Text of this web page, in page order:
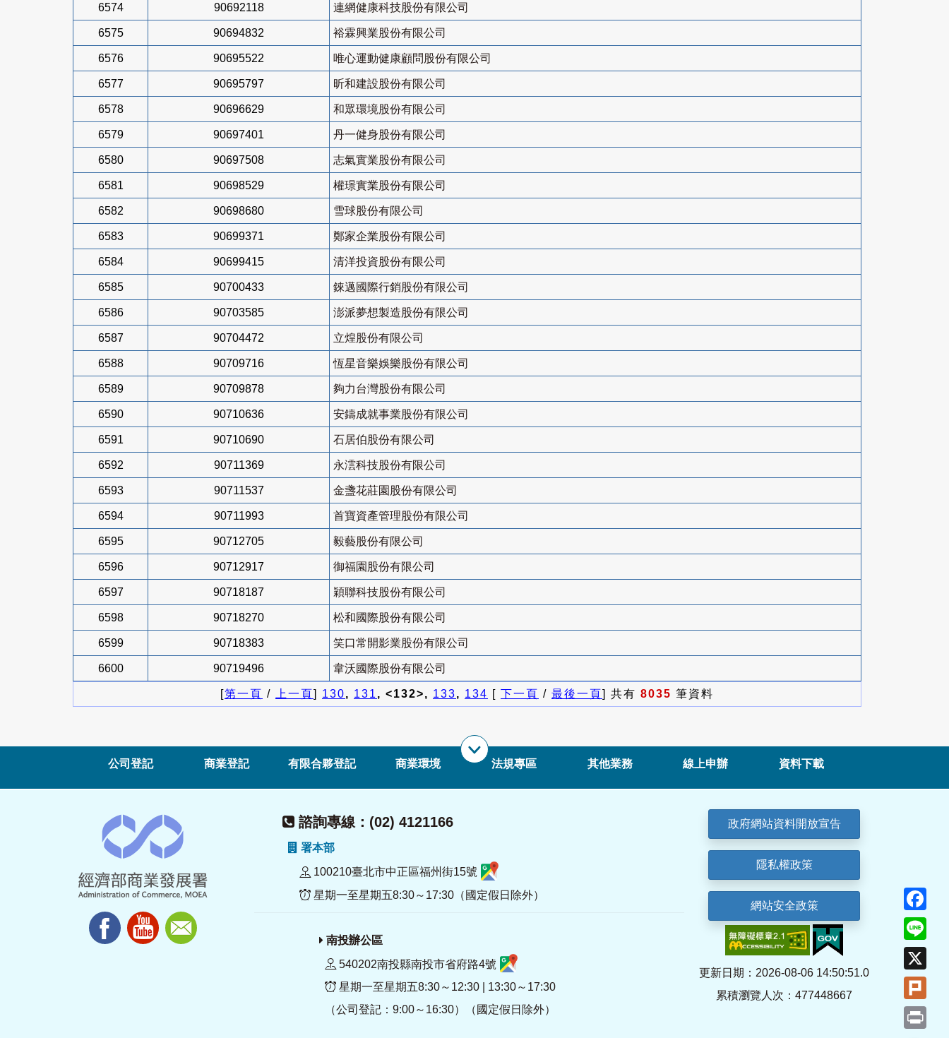
6574 90692118 連網健康科技股份有限公司
6575 90694832 裕霖興業股份有限公司
6576 90695522 唯心運動健康顧問股份有限公司
6577 90695797 昕和建設股份有限公司
6578 90696629 和眾環境股份有限公司
6579 90697401 丹一健身股份有限公司
6580 90697508 志氣實業股份有限公司
6581 90698529 權璟實業股份有限公司
6582 90698680 雪球股份有限公司
6583 90699371 鄭家企業股份有限公司
6584 90699415 清洋投資股份有限公司
6585 90700433 錸邁國際行銷股份有限公司
6586 90703585 澎派夢想製造股份有限公司
6587 90704472 立煌股份有限公司
6588 90709716 恆星音樂娛樂股份有限公司
6589 90709878 夠力台灣股份有限公司
6590 90710636 安鑄成就事業股份有限公司
6591 90710690 石居伯股份有限公司
6592 90711369 永澐科技股份有限公司
6593 90711537 金盞花莊園股份有限公司
6594 90711993 首寶資產管理股份有限公司
6595 90712705 毅藝股份有限公司
6596 90712917 御福園股份有限公司
6597 90718187 穎聯科技股份有限公司
6598 90718270 松和國際股份有限公司
6599 90718383 笑口常開影業股份有限公司
6600 90719496 韋沃國際股份有限公司
[第一頁 / 上一頁] 130, 131, <132>, 133, 134 [ 下一頁 / 最後一頁] 共有 8035 筆資料
公司登記 商業登記 有限合夥登記 商業環境 法規專區 其他業務 線上申辦 資料下載
諮詢專線：(02) 4121166
署本部
100210臺北市中正區福州街15號
星期一至星期五8:30～17:30（國定假日除外）
南投辦公區
540202南投縣南投市省府路4號
星期一至星期五8:30～12:30 | 13:30～17:30
（公司登記：9:00～16:30）（國定假日除外）
政府網站資料開放宣告
隱私權政策
網站安全政策
更新日期：2026-08-06 14:50:51.0
累積瀏覽人次：477448667